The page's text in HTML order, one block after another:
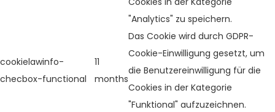
"Analytics" zu speichern.
cookielawinfo-
checbox-functional
11
months
Das Cookie wird durch GDPR-
Cookie-Einwilligung gesetzt, um
die Benutzereinwilligung für die
Cookies in der Kategorie
"Funktional" aufzuzeichnen.